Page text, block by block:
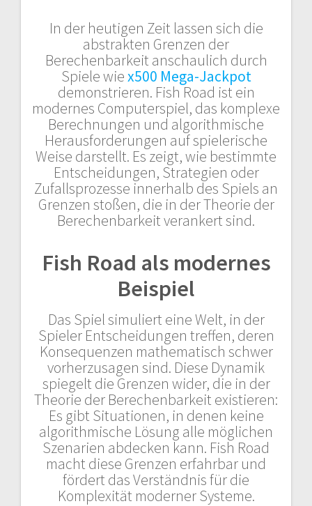
In der heutigen Zeit lassen sich die
abstrakten Grenzen der
Berechenbarkeit anschaulich durch
Spiele wiex500 Mega-Jackpot
demonstrieren. Fish Road ist ein
modernes Computerspiel, das komplexe
Berechnungen und algorithmische
Herausforderungen auf spielerische
Weise darstellt. Es zeigt, wie bestimmte
Entscheidungen, Strategien oder
Zufallsprozesse innerhalb des Spiels an
Grenzen stoßen, die in der Theorie der
Berechenbarkeit verankert sind.
Fish Road als modernes
Beispiel
Das Spiel simuliert eine Welt, in der
Spieler Entscheidungen treffen, deren
Konsequenzen mathematisch schwer
vorherzusagen sind. Diese Dynamik
spiegelt die Grenzen wider, die in der
Theorie der Berechenbarkeit existieren:
Es gibt Situationen, in denen keine
algorithmische Lösung alle möglichen
Szenarien abdecken kann. Fish Road
macht diese Grenzen erfahrbar und
fördert das Verständnis für die
Komplexität moderner Systeme.